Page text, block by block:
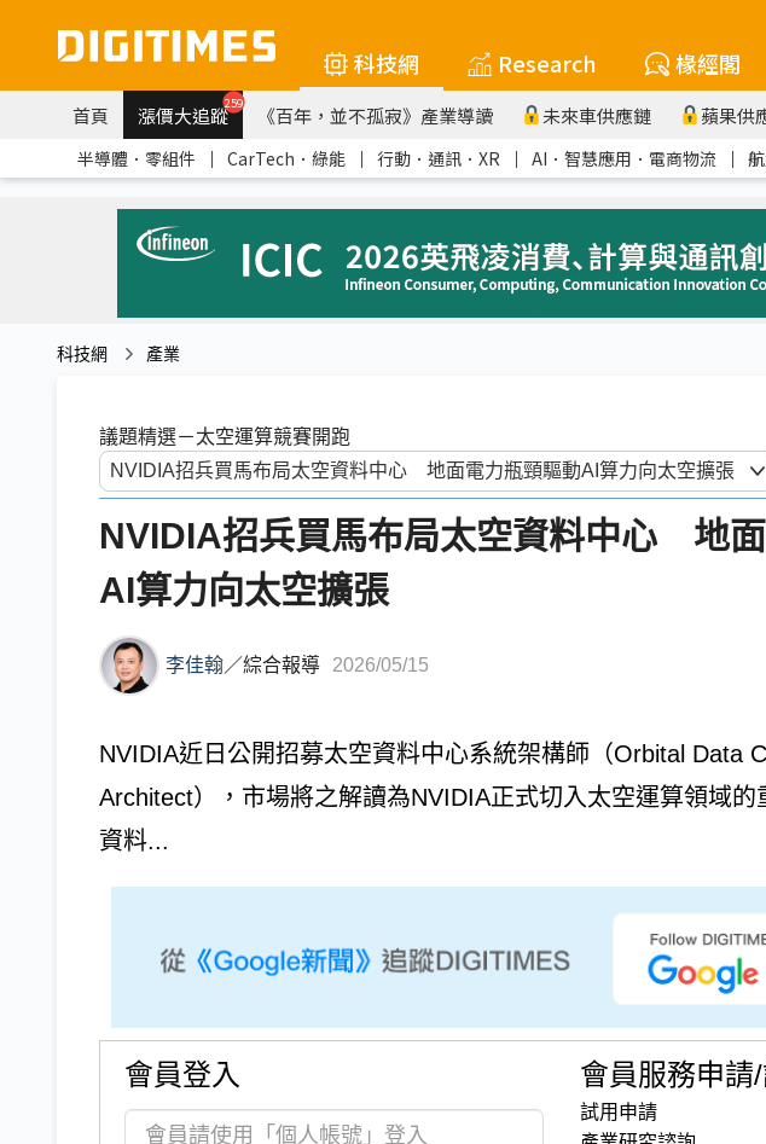
科技網 Research 椽經閣
首頁 漲價大追蹤259 《百年，並不孤寂》產業導讀 未來車供應鏈 蘋果供
半導體．零組件 ｜ CarTech．綠能 ｜ 行動．通訊．XR ｜ AI．智慧應用．電商物流 ｜
科技網 產業
議題精選－太空運算競賽開跑
NVIDIA招兵買馬布局太空資料中心 地
AI算力向太空擴張
李佳翰／綜合報導 2026/05/15
NVIDIA近日公開招募太空資料中心系統架構師（Orbital Data
Architect），市場將之解讀為NVIDIA正式切入太空運算領域的
資料...
會員登入 會員服務申請
試用申請